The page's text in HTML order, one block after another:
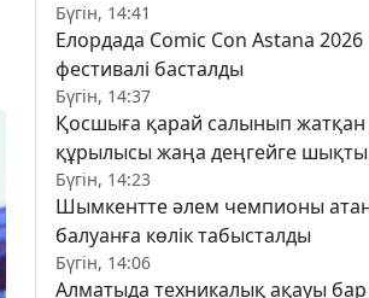
Бүгін, 14:41
Елордада Comic Con Astana 2026
фестивалі басталды
Бүгін, 14:37
Қосшыға қарай салынып
құрылысы жаңа деңгейге шықты
Бүгін, 14:23
Шымкентте әлем чемпионы
балуанға көлік табысталды
Бүгін, 14:06
Алматыда техникалық ақауы